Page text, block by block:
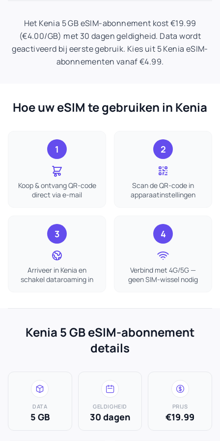
Het Kenia 5 GB eSIM-abonnement kost €19.99
(€4.00/GB) met 30 dagen geldigheid. Data wordt
geactiveerd bij eerste gebruik. Kies uit 5 Kenia eSIM-
abonnementen vanaf €4.99.
Hoe uw eSIM te gebruiken in Kenia
1
Koop & ontvang QR-code
direct via e-mail
2
Scan de QR-code in
apparaatinstellingen
3
Arriveer in Kenia en
schakel dataroaming in
4
Verbind met 4G/5G —
geen SIM-wissel nodig
Kenia 5 GB eSIM-abonnement
details
DATA
5 GB
GELDIGHEID
30 dagen
PRIJS
€19.99